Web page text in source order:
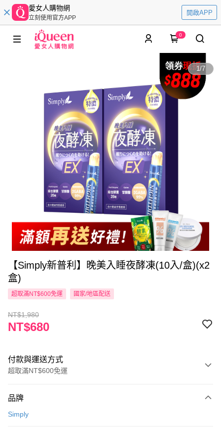
愛女人購物網
立刻使用官方APP
開啟APP
0
1/7
【Simply新普利】晚美入睡夜酵凍(10入/盒)(x2
盒)
超取滿NT$600免運 國家/地區配送
NT$1,980
NT$680
付款與運送方式
超取滿NT$600免運
信用卡一次付款
品牌
Simply